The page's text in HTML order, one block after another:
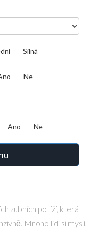
Silná
Ne
Ano Ne
zubních potíží, která
Mnoho lidí si myslí,